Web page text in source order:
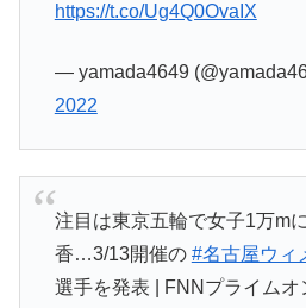
https://t.co/Ug4Q0OvaIX
— yamada4649
2022
注目は東京五輪で女子1万m
香…3/13開催の #名古屋ウィ
選手を発表 | FNNプライムオ